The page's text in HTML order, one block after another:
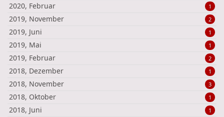
2020, Februar 1
2019, November 2
2019, Juni 1
2019, Mai 1
2019, Februar 2
2018, Dezember 1
2018, November 3
2018, Oktober 1
2018, Juni 1